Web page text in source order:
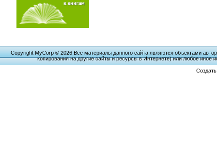
Copyright MyCorp © 2026 Все материалы данного сайта являются объектами
копирования на другие сайты и ресурсы в Интернете) или любое иное